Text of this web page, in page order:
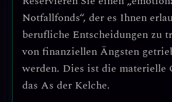
Notfallfonds“, der es Ihnen
berufliche Entscheidungen zu
von finanziellen Ängsten
werden. Dies ist die materielle
das As der Kelche.